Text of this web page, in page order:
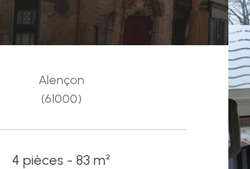
Alençon
(61000)
4 pièces - 83 m²